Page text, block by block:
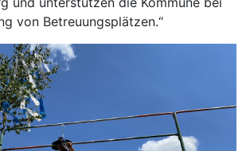
von Betreuungsplätzen.“